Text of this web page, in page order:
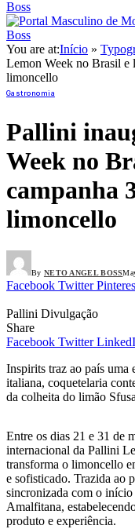
You are at:Início »
Lemon Week no Brasil e
limoncello
Gastronomia
Pallini
Week no
campanha
limoncello
By NETO ANGEL BOSS
Facebook Twitter
Pallini Divulgação
Share
Facebook Twitter
Inspirits traz ao país uma
italiana, coquetelaria
da colheita do limão
Entre os dias 21 e 31 de
internacional da Pallini
transforma o limoncello
e sofisticado. Trazida ao
sincronizada com o
Amalfitana,
produto e experiência.